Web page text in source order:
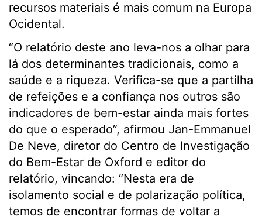
recursos materiais é mais comum na Europa
Ocidental.
“O relatório deste ano leva-nos a olhar para
lá dos determinantes tradicionais, como a
saúde e a riqueza. Verifica-se que a partilha
de refeições e a confiança nos outros são
indicadores de bem-estar ainda mais fortes
do que o esperado”, afirmou Jan-Emmanuel
De Neve, diretor do Centro de Investigação
do Bem-Estar de Oxford e editor do
relatório, vincando: “Nesta era de
isolamento social e de polarização política,
temos de encontrar formas de voltar a